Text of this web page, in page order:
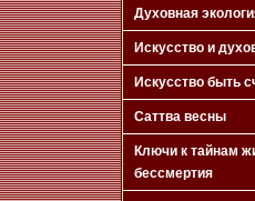
Духовная
Искусство и
Искусство быть
Саттва весны
Ключи к тайнам
бессмертия